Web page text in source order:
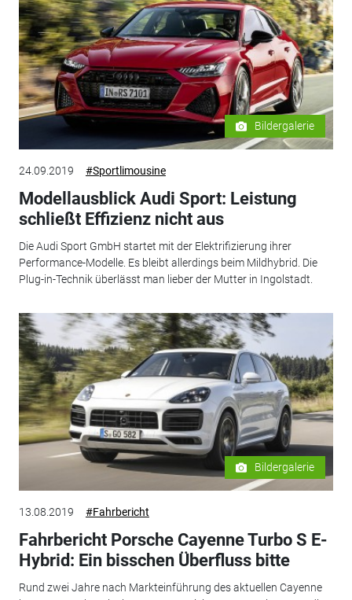
Bildergalerie
24.09.2019 #Sportlimousine
Modellausblick Audi Sport: Leistung
schließt Effizienz nicht aus
Die Audi Sport GmbH startet mit der Elektrifizierung ihrer
Performance-Modelle. Es bleibt allerdings beim Mildhybrid. Die
Plug-in-Technik überlässt man lieber der Mutter in Ingolstadt.
Bildergalerie
13.08.2019 #Fahrbericht
Fahrbericht Porsche Cayenne Turbo S E-
Hybrid: Ein bisschen Überfluss bitte
Rund zwei Jahre nach Markteinführung des aktuellen Cayenne